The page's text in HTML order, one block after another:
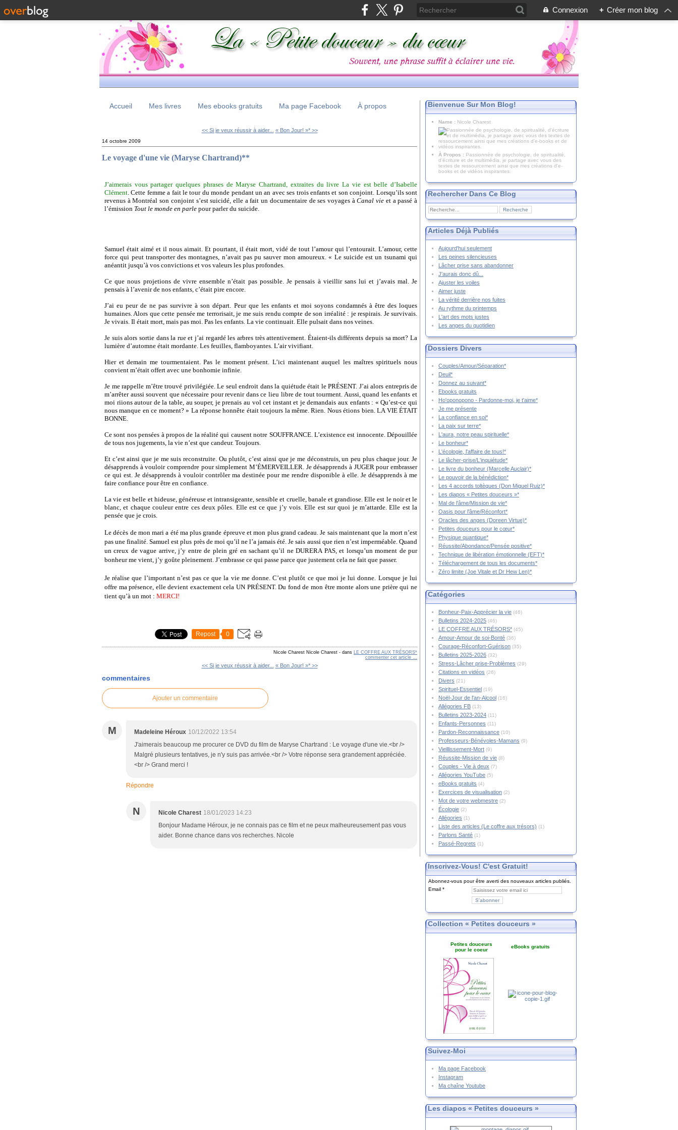
Connexion + Créer mon blog
Accueil Mes livres Mes ebooks gratuits Ma page Facebook À propos
<< Si je veux réussir à aider... « Bon Jour! »* >>
14 octobre 2009
Le voyage d'une vie (Maryse Chartrand)**
J’aimerais vous partager quelques phrases de Maryse Chartrand, extraites du livreLa vie est belle d’Isabelle
Clément . Cette femme a fait le tour du monde pendant un an avec ses trois enfants et son conjoint. Lorsqu’ils sont
revenus à Montréal son conjoint s’est suicidé, elle a fait un documentaire de ses voyages àCanal vie et a passé à
l’émission Tout le monde en parle pour parler du suicide.
Samuel était aimé et il nous aimait. Et pourtant, il était mort, vidé de tout l’amour qui l’entourait. L’amour, cette
force qui peut transporter des montagnes, n’avait pas pu sauver mon amoureux. « Le suicide est un tsunami qui
anéantit jusqu’à vos convictions et vos valeurs les plus profondes.
Ce que nous projetions de vivre ensemble n’était pas possible. Je pensais à vieillir sans lui et j’avais mal. Je
pensais à l’avenir de nos enfants, c’était pire encore.
J’ai eu peur de ne pas survivre à son départ. Peur que les enfants et moi soyons condamnés à être des loques
humaines. Alors que cette pensée me terrorisait, je me suis rendu compte de son irréalité : je respirais. Je survivais.
Je vivais. Il était mort, mais pas moi. Pas les enfants. La vie continuait. Elle pulsait dans nos veines.
Je suis alors sortie dans la rue et j’ai regardé les arbres très attentivement. Étaient-ils différents depuis sa mort? La
lumière d’automne était mordante. Les feuilles, flamboyantes. L’air vivifiant.
Hier et demain me tourmentaient. Pas le moment présent. L’ici maintenant auquel les maîtres spirituels nous
convient m’était offert avec une bonhomie infinie.
Je me rappelle m’être trouvé privilégiée. Le seul endroit dans la quiétude était le PRÉSENT. J’ai alors entrepris de
m’arrêter aussi souvent que nécessaire pour revenir dans ce lieu libre de tout tourment. Aussi, quand les enfants et
moi riions autour de la table, au souper, je prenais au vol cet instant et je demandais aux enfants : « Qu’est-ce qui
nous manque en ce moment? » La réponse honnête était toujours la même. Rien. Nous étions bien. LA VIE ÉTAIT
BONNE.
Ce sont nos pensées à propos de la réalité qui causent notre SOUFFRANCE. L’existence est innocente. Dépouillée
de tous nos jugements, la vie n’est que candeur. Toujours.
Et c’est ainsi que je me suis reconstruite. Ou plutôt, c’est ainsi que je me déconstruis, un peu plus chaque jour. Je
désapprends à vouloir comprendre pour simplement M’ÉMERVEILLER. Je désapprends à JUGER pour embrasser
ce qui est. Je désapprends à vouloir contrôler ma destinée pour me rendre disponible à elle. Je désapprends à me
faire confiance pour être en confiance.
La vie est belle et hideuse, généreuse et intransigeante, sensible et cruelle, banale et grandiose. Elle est le noir et le
blanc, et chaque couleur entre ces deux pôles. Elle est ce que j’y vois. Elle est sur quoi je m’attarde. Elle est la
pensée que je crois.
Le décès de mon mari a été ma plus grande épreuve et mon plus grand cadeau. Je sais maintenant que la mort n’est
pas une finalité. Samuel est plus près de moi qu’il ne l’a jamais été. Je sais aussi que rien n’est imperméable. Quand
un creux de vague arrive, j’y entre de plein gré en sachant qu’il ne DURERA PAS, et lorsqu’un moment de pur
bonheur me vient, j’y goûte pleinement. J’embrasse ce qui passe parce que justement cela ne fait que passer.
Je réalise que l’important n’est pas ce que la vie me donne. C’est plutôt ce que moi je lui donne. Lorsque je lui
offre ma présence, elle devient exactement cela UN PRÉSENT. Du fond de mon être monte alors une prière qui ne
tient qu’à un mot : MERCI!
Repost 0
Nicole Charest Nicole Charest - dans
LE COFFRE AUX TRÉSORS*
commenter cet article
<< Si je veux réussir à aider... « Bon Jour! »* >>
commentaires
Ajouter un commentaire
M Madeleine Héroux 10/12/2022 13:54
J'aimerais beaucoup me procurer ce DVD du film de Maryse Chartrand : Le voyage d'une vie.<br />
Malgré plusieurs tentatives, je n'y suis pas arrivée.<br /> Votre réponse sera grandement appréciée.
<br /> Grand merci !
Répondre
N Nicole Charest 18/01/2023 14:23
Bonjour Madame Héroux, je ne connais pas ce film et ne peux malheureusement pas vous
aider. Bonne chance dans vos recherches. Nicole
Bienvenue Sur Mon Blog!
Name : Nicole Charest
À Propos : Passionnée de psychologie, de spiritualité,
d'écriture et de multimédia, je partage avec vous des
textes de ressourcement ainsi que mes créations d'e-
books et de vidéos inspirantes.
Rechercher Dans Ce Blog
Articles Déjà Publiés
Aujourd'hui seulement
Les peines silencieuses
Lâcher prise sans abandonner
J'aurais donc dû...
Ajuster les voiles
Aimer juste
La vérité derrière nos fuites
Au rythme du printemps
L'art des mots justes
Les anges du quotidien
Dossiers Divers
Couples/Amour/Séparation*
Deuil*
Donnez au suivant*
Ebooks gratuits
Ho'oponopono - Pardonne-moi, je t'aime*
Je me présente
La confiance en soi*
La paix sur terre*
L'aura, notre peau spirituelle*
Le bonheur*
L'écologie, l'affaire de tous!*
Le lâcher-prise/L'inquiétude*
Le livre du bonheur (Marcelle Auclair)*
Le pouvoir de la bénédiction*
Les 4 accords toltèques (Don Miguel Ruiz)*
Les diapos « Petites douceurs »*
Mal de l'âme/Mission de vie*
Oasis pour l'âme/Réconfort*
Oracles des anges (Doreen Virtue)*
Petites douceurs pour le cœur*
Physique quantique*
Réussite/Abondance/Pensée positive*
Technique de libération émotionnelle (EFT)*
Téléchargement de tous les documents*
Zéro limite (Joe Vitale et Dr Hew Len)*
Catégories
Bonheur-Paix-Apprécier la vie (46)
Bulletins 2024-2025 (46)
LE COFFRE AUX TRÉSORS* (45)
Amour-Amour de soi-Bonté (36)
Courage-Réconfort-Guérison (35)
Bulletins 2025-2026 (32)
Stress-Lâcher prise-Problèmes (29)
Citations en vidéos (26)
Divers (21)
Spirituel-Essentiel (19)
Noël-Jour de l'an-Alcool (16)
Allégories FB (13)
Bulletins 2023-2024 (11)
Enfants-Personnes (11)
Pardon-Reconnaissance (10)
Professeurs-Bénévoles-Mamans (9)
Vieillissement-Mort (9)
Réussite-Mission de vie (8)
Couples - Vie à deux (7)
Allégories YouTube (5)
eBooks gratuits (4)
Exercices de visualisation (2)
Mot de votre webmestre (2)
Écologie (2)
Allégories (1)
Liste des articles (Le coffre aux trésors) (1)
Parlons Santé (1)
Passé-Regrets (1)
Inscrivez-Vous! C'est Gratuit!
Abonnez-vous pour être averti des nouveaux articles publiés.
Email
Collection « Petites douceurs »
Petites douceurs
pour le coeur
eBooks gratuits
Suivez-Moi
Ma page Facebook
Instagram
Ma chaîne Youtube
Les diapos « Petites douceurs »